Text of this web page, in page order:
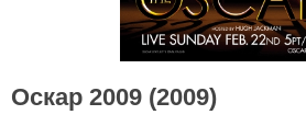
Оскар 2009 (2009)